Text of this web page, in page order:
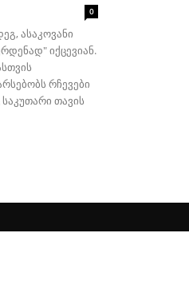
0
ასაკოვანი
იქცევიან.
რჩევები
თავის